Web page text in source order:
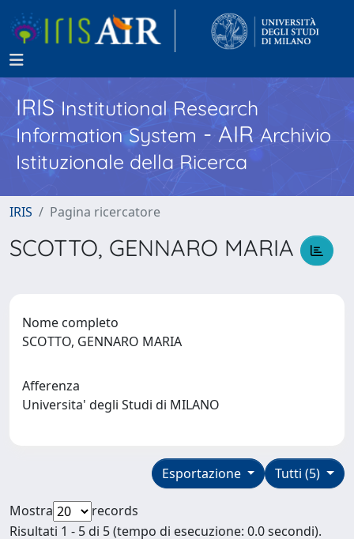
IRISInstitutional Research
Information System - AIR Archivio
Istituzionale della Ricerca
IRIS Pagina ricercatore
SCOTTO, GENNARO MARIA
Nome completo
SCOTTO, GENNARO MARIA
Afferenza
Universita' degli Studi di MILANO
Tutti (5)
Esportazione
Mostra
records
Risultati 1 - 5 di 5 (tempo di esecuzione: 0.0 secondi).